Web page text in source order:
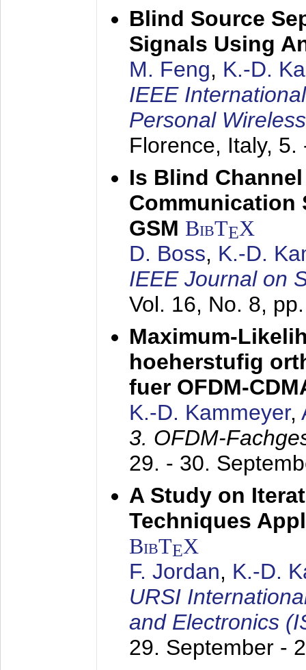
Blind Source
Signals Using
M. Feng, K.-D.
IEEE
Personal
Florence, Italy, 5.
Is Blind
Communication
GSM BibTEX
D. Boss, K.-D.
IEEE Journal on
Vol. 16, No. 8,
Maximum-
hoeherstufig
fuer OFDM-
K.-D. Kammeyer,
3. OFDM-
29. - 30.
A Study on
Techniques
BibTEX
F. Jordan, K.-D.
URSI
and Electronics
29. September -